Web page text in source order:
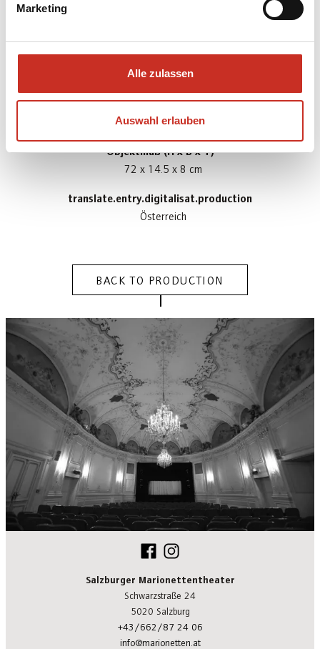
Marketing
Alle zulassen
Auswahl erlauben
translate.entry.digitalisat.materialBody
translate.entry.digitalisat.materialCostume
Seide; Perlen; Baumwolle
Gewicht
0.79 kg
Objektmaß (H x B x T)
72 x 14.5 x 8 cm
translate.entry.digitalisat.production
Österreich
BACK TO PRODUCTION
Salzburger Marionettentheater
Schwarzstraße 24
5020 Salzburg
+43/662/87 24 06
info@marionetten.at